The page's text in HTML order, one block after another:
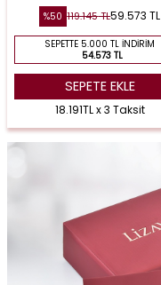
%50 119.145TL59.573 TL
SEPETTE 5.000 TL İNDIRIM
54.573 TL
SEPETE EKLE
18.191TL x 3 Taksit